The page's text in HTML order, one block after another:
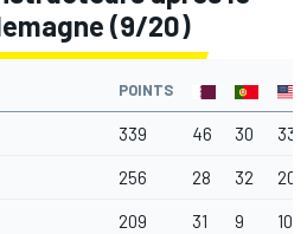
(9/20)
POINTS
339 46 30 33
256 28 32 20
209 31 9 10